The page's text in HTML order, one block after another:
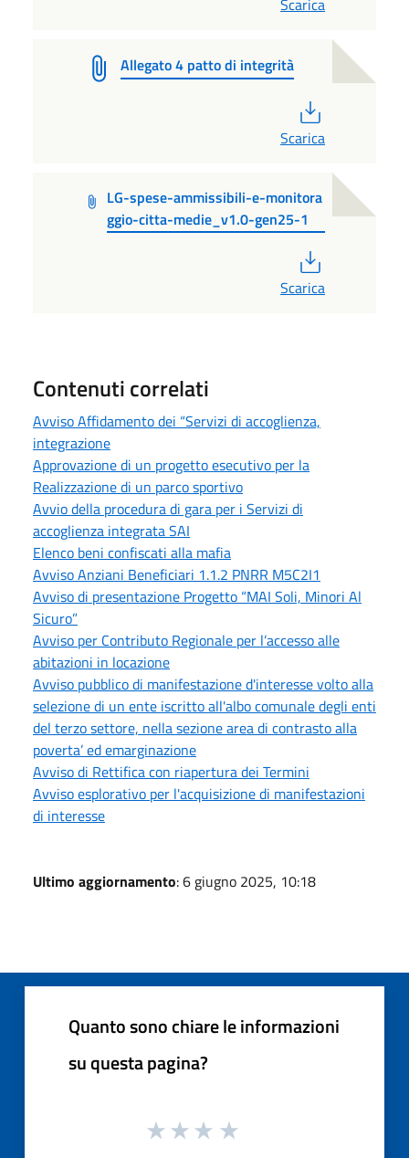
Scarica
Allegato 4 patto di integrità
Scarica
LG-spese-ammissibili-e-monitora
ggio-citta-medie_v1.0-gen25-1
Scarica
Contenuti correlati
Avviso Affidamento dei “Servizi di accoglienza,
integrazione
Approvazione di un progetto esecutivo per la
Realizzazione di un parco sportivo
Avvio della procedura di gara per i Servizi di
accoglienza integrata SAI
Elenco beni confiscati alla mafia
Avviso Anziani Beneficiari 1.1.2 PNRR M5C2I1
Avviso di presentazione Progetto “MAI Soli, Minori Al
Sicuro”
Avviso per Contributo Regionale per l’accesso alle
abitazioni in locazione
Avviso pubblico di manifestazione d'interesse volto alla
selezione di un ente iscritto all'albo comunale degli enti
del terzo settore, nella sezione area di contrasto alla
poverta’ ed emarginazione
Avviso di Rettifica con riapertura dei Termini
Avviso esplorativo per l'acquisizione di manifestazioni
di interesse
Ultimo aggiornamento: 6 giugno 2025, 10:18
Quanto sono chiare le informazioni
su questa pagina?